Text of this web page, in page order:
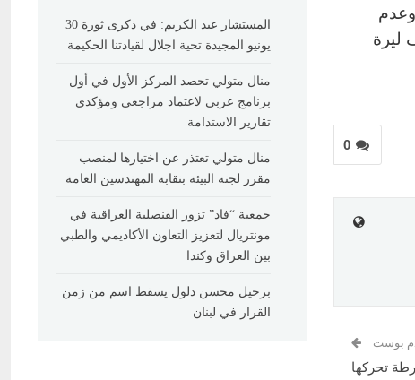
ليرة
0
بوست
تحركها
المستشار عبد الكريم: في ذكرى ثورة 30
يونيو المجيدة تحية اجلال لقيادتنا الحكيمة
منال متولي تحصد المركز الأول في أول
برنامج عربي لاعتماد مراجعي ومؤكدي
تقارير الاستدامة
منال متولي تعتذر عن اختيارها لمنصب
مقرر لجنه البيئة بنقابه المهندسين العامة
جمعية “فاد” تزور القنصلية العراقية في
مونتريال لتعزيز التعاون الأكاديمي والطبي
بين العراق وكندا
برحيل محسن دلول يسقط اسم من زمن
القرار في لبنان